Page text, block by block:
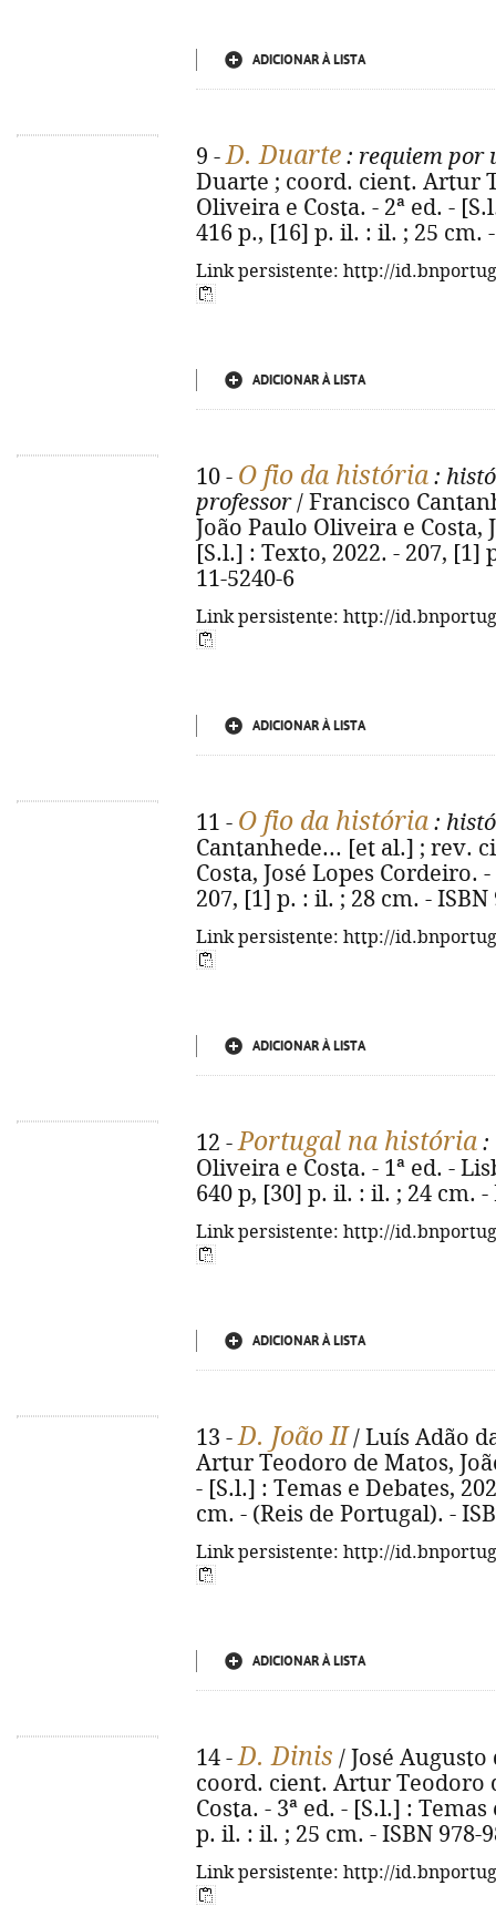
ADICIONAR À LISTA
9 -D. Duarte : requiem por
Duarte ; coord. cient. Artur
Oliveira e Costa. - 2ª ed. -
416 p., [16] p. il. : il. ; 25 cm.
Link persistente: http://
ADICIONAR À LISTA
10 - O fio da história :
professor/ Francisco
João Paulo Oliveira e Costa,
[S.l.] : Texto, 2022. - 207, [1]
11-5240-6
Link persistente: http://
ADICIONAR À LISTA
11 - O fio da história :
Cantanhede... [et al.] ; rev.
Costa, José Lopes Cordeiro.
207, [1] p. : il. ; 28 cm. - ISBN
Link persistente: http://
ADICIONAR À LISTA
12 -Portugal na história :
Oliveira e Costa. - 1ª ed. -
640 p, [30] p. il. : il. ; 24 cm. -
Link persistente: http://
ADICIONAR À LISTA
13 -D. João II / Luís Adão
Artur Teodoro de Matos,
- [S.l.] : Temas e Debates,
cm. - (Reis de Portugal). -
Link persistente: http://
ADICIONAR À LISTA
14 -D. Dinis / José
coord. cient. Artur Teodoro
Costa. - 3ª ed. - [S.l.] :
p. il. : il. ; 25 cm. - ISBN 978-
Link persistente: http://